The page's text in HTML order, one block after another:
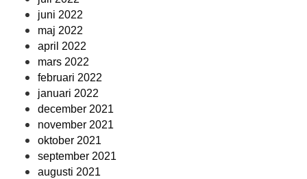
juni 2022
maj 2022
april 2022
mars 2022
februari 2022
januari 2022
december 2021
november 2021
oktober 2021
september 2021
augusti 2021